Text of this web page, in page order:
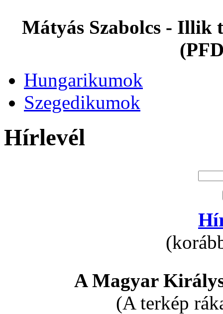
Mátyás Szabolcs - Illik
Hungarikumok
Szegedikumok
Hírlevél
A Magyar
(A terkép